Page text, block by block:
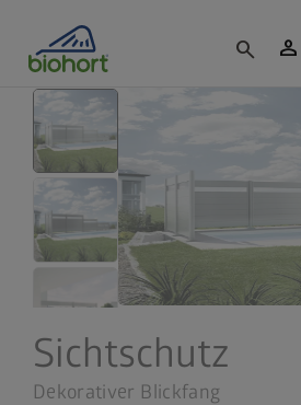
search person
Sichtschutz
Dekorativer Blickfang